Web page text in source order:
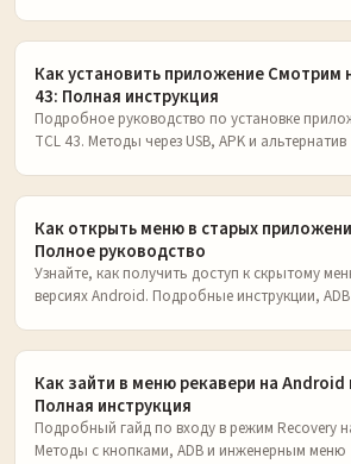
Как установить приложение Смотрим
43: Полная инструкция
Подробное руководство по установке
TCL 43. Методы через USB, APK и альтернатив
Как открыть меню в старых
Полное руководство
Узнайте, как получить доступ к скрытому
версиях Android. Подробные инструкции, ADB
Как зайти в меню рекавери на Android
Полная инструкция
Подробный гайд по входу в режим Recovery
Методы с кнопками, ADB и инженерным меню